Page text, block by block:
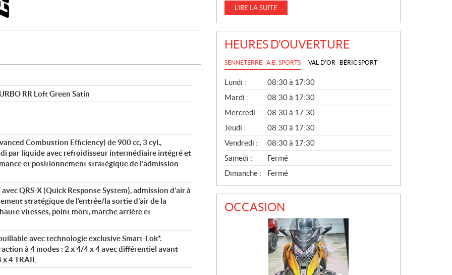
RR Loft Green Satin
Combustion Efficiency) de 900 cc, 3 cyl.,
par liquide avec refroidisseur intermédiaire intégré et
et positionnement stratégique de l’admission
QRS-X (Quick Response System), admission d’air à
stratégique de l’entrée/la sortie d’air de la
vitesses, point mort, marche arrière et
avec technologie exclusive Smart-Lok*.
à 4 modes : 2 x 4/4 x 4 avec différentiel avant
4 TRAIL
LIRE LA SUITE
HEURES D'OUVERTURE
SENNETERRE - A.B. SPORTS VAL-D'OR - BÉRIC SPORT
G
É
N
É
R
A
L
Lundi :
08:30 à 17:30
Mardi :
08:30 à 17:30
Mercredi :
08:30 à 17:30
Jeudi :
08:30 à 17:30
Vendredi :
08:30 à 17:30
Samedi :
Fermé
Dimanche :
Fermé
OCCASION